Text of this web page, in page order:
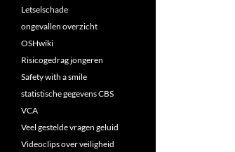
Letselschade
ongevallen overzicht
OSHwiki
Risicogedrag jongeren
Safety with a smile
statistische gegevens CBS
VCA
Veel gestelde vragen geluid
Videoclips over veiligheid